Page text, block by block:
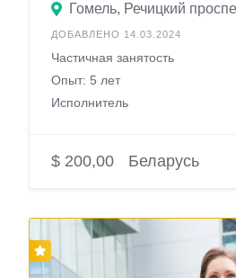
ДОБАВЛЕНО 14.03.2024
Частичная занятость
Опыт: 5 лет
Исполнитель
$ 200,00 Беларусь